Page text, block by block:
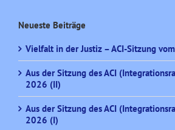
Neueste Beiträge
Vielfalt in der Justiz – ACI-Sitzung
Aus der Sitzung des ACI
2026 (II)
Aus der Sitzung des ACI
2026 (I)